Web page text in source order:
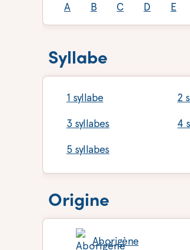
A B C D E
Syllabe
1 syllabe 2
3 syllabes 4
5 syllabes
Origine
Aborigène